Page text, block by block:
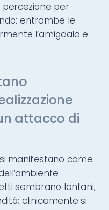
per
entrambe le
l’amigdala e
attacco di
manifestano come
sembrano lontani,
clinicamente si